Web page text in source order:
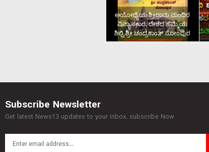
ಅಯೋಧ್ಯೆಯ ಶ್ರೀರಾಮ ಮಂದಿರ
ವಿನ್ಯಾಸಕಾರ, ದೇಶದ ಹೆಮ್ಮೆಯ
ಶಿಲ್ಪಿ ಶ್ರೀ ಚಂದ್ರಕಾಂತ್‌ ಸೋಂಪುರ
Subscribe Newsletter
Get latest News13 updates to your inbox. subscribe Now